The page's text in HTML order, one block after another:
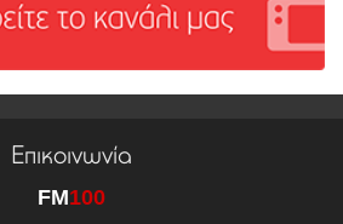
Επικοινωνία
FM100